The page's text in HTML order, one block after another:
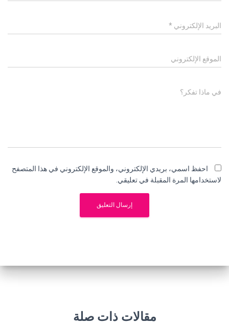
البريد الإلكتروني *
الموقع الإلكتروني
في ماذا تفكر؟
احفظ اسمي، بريدي الإلكتروني، والموقع الإلكتروني في هذا المتصفح
لاستخدامها المرة المقبلة في تعليقي.
مقالات ذات صلة